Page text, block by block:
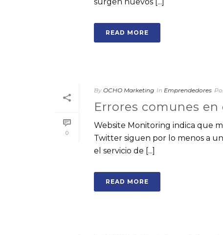
READ MORE
0
By OCHO Marketing In Emprendedores
Errores comunes
Website Monitoring indica que
Twitter siguen por lo menos a
el servicio de [...]
READ MORE